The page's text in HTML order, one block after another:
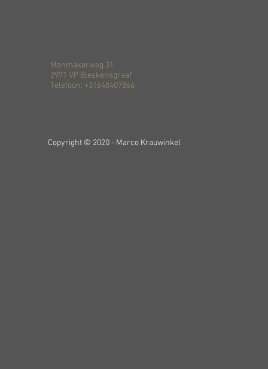
Manmakerweg 31
2971 VP Bleskensgraaf
Telefoon: +31648407866
Copyright © 2020 - Marco Krauwinkel